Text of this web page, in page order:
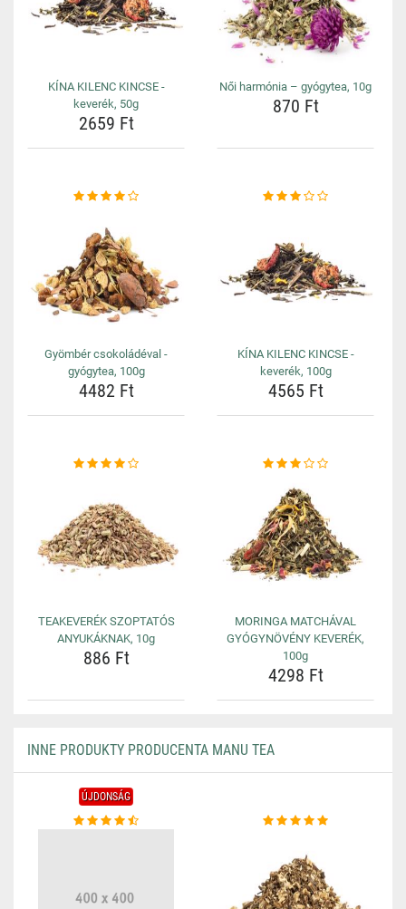
KÍNA KILENC KINCSE -
keverék, 50g
2659 Ft
Női harmónia – gyógytea, 10g
870 Ft
Gyömbér csokoládéval -
gyógytea, 100g
4482 Ft
KÍNA KILENC KINCSE -
keverék, 100g
4565 Ft
TEAKEVERÉK SZOPTATÓS
ANYUKÁKNAK, 10g
886 Ft
MORINGA MATCHÁVAL
GYÓGYNÖVÉNY KEVERÉK,
100g
4298 Ft
INNE PRODUKTY PRODUCENTA MANU TEA
ÚJDONSÁG